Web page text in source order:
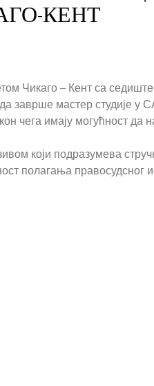
КЕНТ
Чикаго – Кент са
заврше мастер студије у
чега имају могућност да
који подразумева
полагања правосудсног